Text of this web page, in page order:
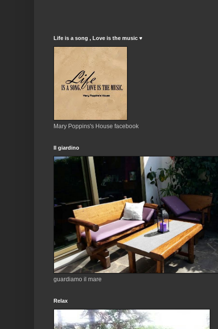
Life is a song , Love is the music ♥
Mary Poppins's House facebook
Il giardino
guardiamo il mare
Relax